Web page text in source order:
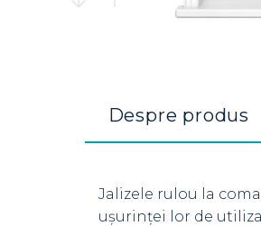
Despre produs
Jalizele rulou la
ușurinței lor de